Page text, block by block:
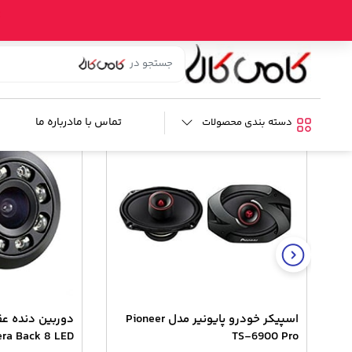
دسته بندی محصولات تماس با مادرباره ما
ضبط و رادیو پخش
کالای مشابه
%15
اسپیکر خودرو پایونیر مدل Pioneer
TS-6900 Pro
Back 8 LED